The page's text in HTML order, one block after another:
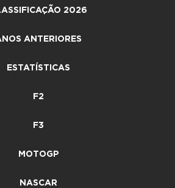
2026
ANTERIORES
ESTATÍSTICAS
F2
F3
MOTOGP
NASCAR